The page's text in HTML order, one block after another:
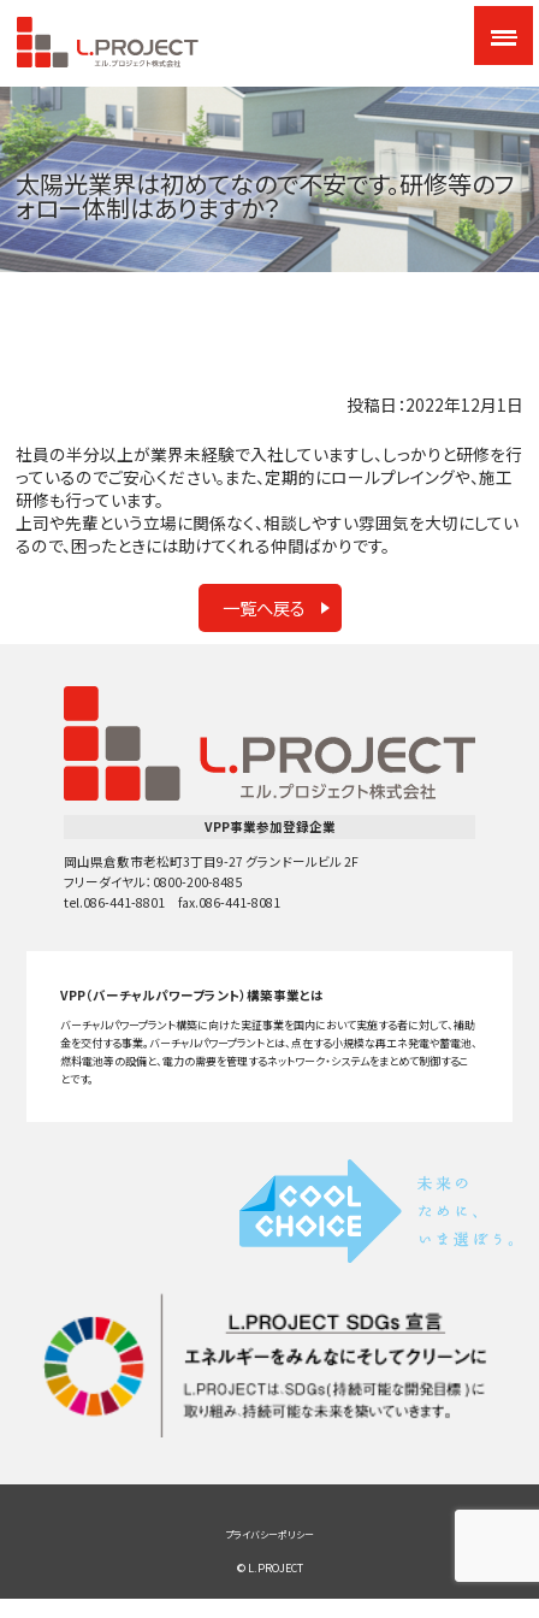
太陽光業界は初めてなので不安です。研修等のフ
ォロー体制はありますか？
投稿日：2022年12月1日
社員の半分以上が業界未経験で入社していますし、しっかりと研修を行
っているのでご安心ください。また、定期的にロールプレイングや、施工
研修も行っています。
上司や先輩という立場に関係なく、相談しやすい雰囲気を大切にしてい
るので、困ったときには助けてくれる仲間ばかりです。
一覧へ戻る
VPP事業参加登録企業
岡山県倉敷市老松町3丁目9-27 グランドールビル 2F
フリーダイヤル：0800-200-8485
tel.086-441-8801 fax.086-441-8081
VPP（バーチャルパワープラント）構築事業とは
バーチャルパワープラント構築に向けた実証事業を国内において実施する者に対して、補助
金を交付する事業。バーチャルパワープラントとは、点在する小規模な再エネ発電や蓄電池、
燃料電池等の設備と、電力の需要を管理するネットワーク・システムをまとめて制御するこ
とです。
プライバシーポリシー
© L.PROJECT